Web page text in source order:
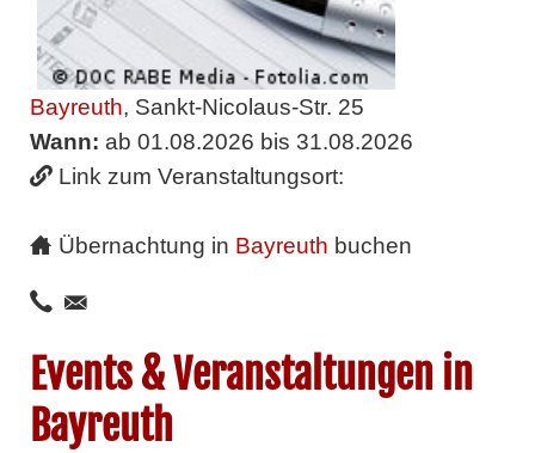
Bayreuth, Sankt-Nicolaus-Str. 25
Wann: ab 01.08.2026 bis 31.08.2026
Link zum Veranstaltungsort:
Übernachtung in Bayreuth buchen
Events & Veranstaltungen in
Bayreuth